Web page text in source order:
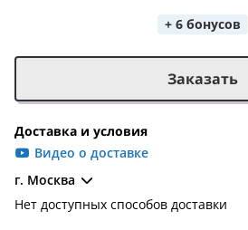
+ 6 бонусов
Заказать
Доставка и условия
Видео о доставке
г. Москва
Нет доступных способов доставки